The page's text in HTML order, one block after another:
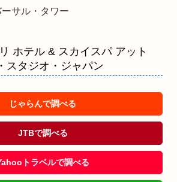
サル・タワー
ホテル & スカイスパ アット
スタジオ・ジャパン
じゃらんで調べる
JTBで調べる
トラベルで調べる